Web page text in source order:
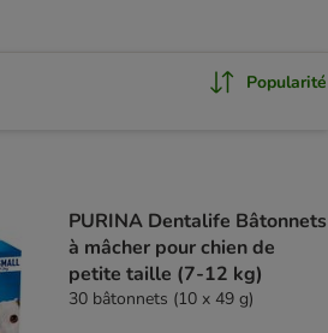
Popularité
PURINA Dentalife Bâtonnets
à mâcher pour chien de
petite taille (7-12 kg)
30 bâtonnets (10 x 49 g)